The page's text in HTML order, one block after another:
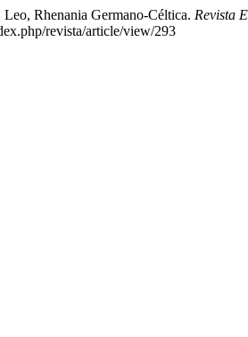
Rhenania Germano-Céltica. Revista
revista/article/view/293